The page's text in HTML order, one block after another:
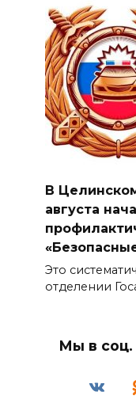
В
августа
Это
отделении
Мы в соц.